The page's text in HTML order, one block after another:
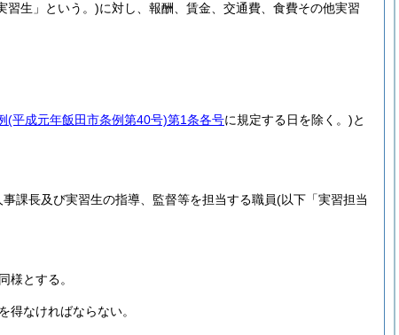
習生」という。)に対し、報酬、賃金、交通費、食費その他実習
(平成元年飯田市条例第40号)第1条各号に規定する日を除く。)と
課長及び実習生の指導、監督等を担当する職員(以下「実習担当
様とする。
得なければならない。